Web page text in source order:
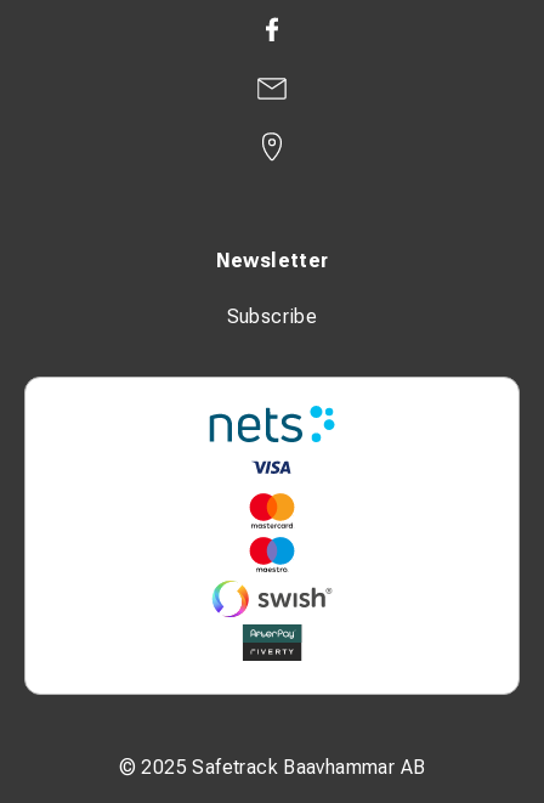
Newsletter
Subscribe
© 2025 Safetrack Baavhammar AB